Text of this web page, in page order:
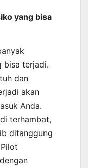
yang bisa
bisa terjadi.
dan
akan
Anda.
terhambat,
ditanggung